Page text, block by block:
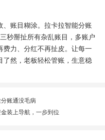
账目糊涂。 拉卡拉智能分账
秒掰扯所有杂乱账目，多账户
费力、分红不再扯皮。让每一
然，老板轻松管账，生意稳
账通没毛病
装上导航，一步到位